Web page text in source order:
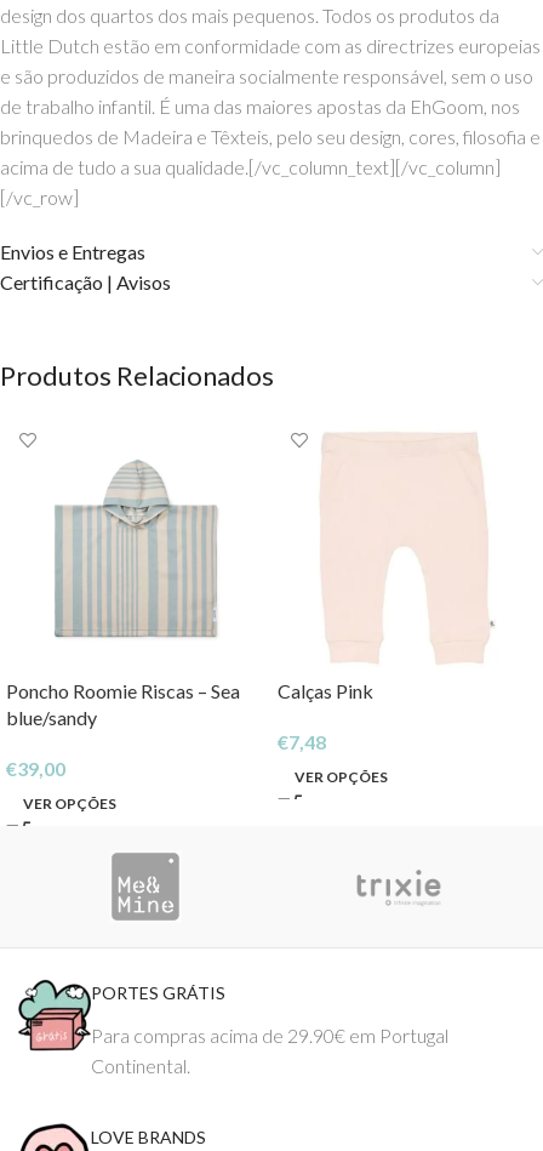
design dos quartos dos mais pequenos. Todos os produtos da
Little Dutch estão em conformidade com as directrizes europeias
e são produzidos de maneira socialmente responsável, sem o uso
de trabalho infantil. É uma das maiores apostas da EhGoom, nos
brinquedos de Madeira e Têxteis, pelo seu design, cores, filosofia e
acima de tudo a sua qualidade.[/vc_column_text][/vc_column]
[/vc_row]
Envios e Entregas
Certificação | Avisos
Produtos Relacionados
Poncho Roomie Riscas – Sea
blue/sandy
€39,00
VER OPÇÕES
Calças Pink
€7,48
VER OPÇÕES
PORTES GRÁTIS
Para compras acima de 29.90€ em Portugal
Continental.
LOVE BRANDS